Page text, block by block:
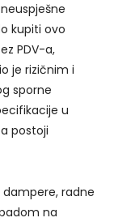
kupiti ovo
PDV-a,
je rizičnim i
sporne
u
postoji
radne
na